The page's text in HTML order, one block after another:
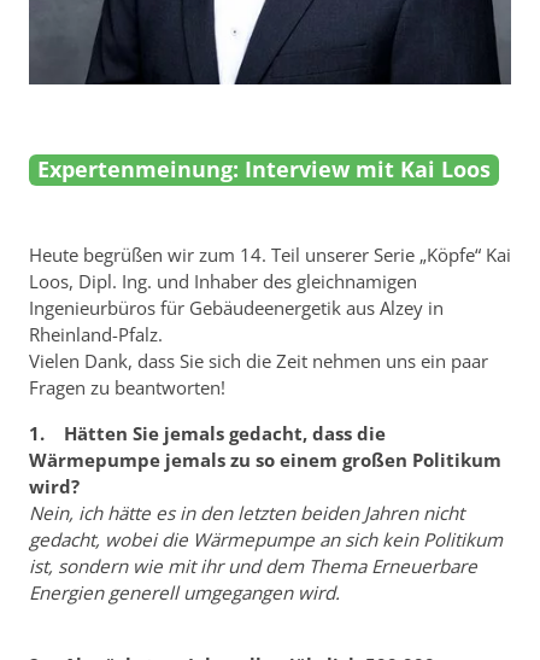
Expertenmeinung: Interview mit Kai Loos
Heute begrüßen wir zum 14. Teil unserer Serie „Köpfe“ Kai
Loos, Dipl. Ing. und Inhaber des gleichnamigen
Ingenieurbüros für Gebäudeenergetik aus Alzey in
Rheinland-Pfalz.
Vielen Dank, dass Sie sich die Zeit nehmen uns ein paar
Fragen zu beantworten!
1. Hätten Sie jemals gedacht, dass die
Wärmepumpe jemals zu so einem großen Politikum
wird?
Nein, ich hätte es in den letzten beiden Jahren nicht
gedacht, wobei die Wärmepumpe an sich kein Politikum
ist, sondern wie mit ihr und dem Thema Erneuerbare
Energien generell umgegangen wird.